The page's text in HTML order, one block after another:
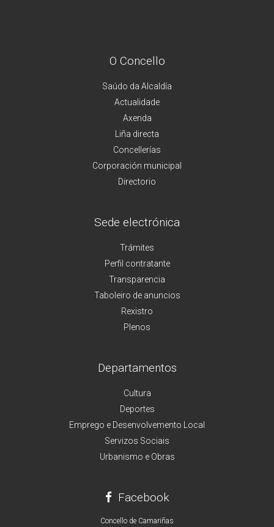
O Concello
Saúdo da Alcaldía
Actualidade
Axenda
Liña directa
Concellerías
Corporación municipal
Directorio
Sede electrónica
Trámites
Perfil contratante
Transparencia
Taboleiro de anuncios
Rexistro
Plenos
Departamentos
Cultura
Deportes
Emprego e Desenvolvemento Local
Servizos Sociais
Urbanismo e Obras
Facebook
Concello de Camariñas